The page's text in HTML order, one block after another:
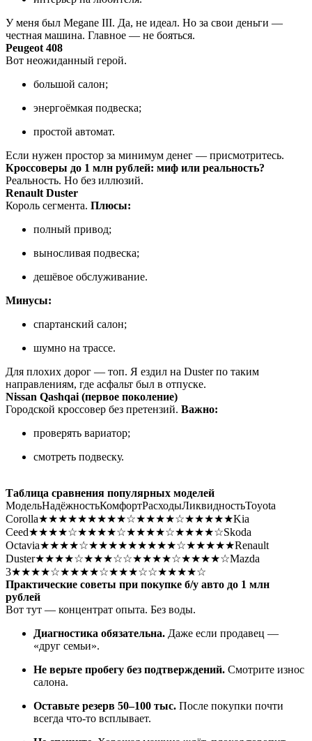
У меня был Megane III. Да, не идеал. Но за свои деньги —
честная машина. Главное — не бояться.
Peugeot 408
Вот неожиданный герой.
большой салон;
энергоёмкая подвеска;
простой автомат.
Если нужен простор за минимум денег — присмотритесь.
Кроссоверы до 1 млн рублей: миф или реальность?
Реальность. Но без иллюзий.
Renault Duster
Король сегмента. Плюсы:
полный привод;
выносливая подвеска;
дешёвое обслуживание.
Минусы:
спартанский салон;
шумно на трассе.
Для плохих дорог — топ. Я ездил на Duster по таким
направлениям, где асфальт был в отпуске.
Nissan Qashqai (первое поколение)
Городской кроссовер без претензий. Важно:
проверять вариатор;
смотреть подвеску.
Таблица сравнения популярных моделей
МодельНадёжностьКомфортРасходыЛиквидностьToyota
Corolla★★★★★★★★★☆★★★★☆★★★★★Kia
Ceed★★★★☆★★★★☆★★★★☆★★★★☆Skoda
Octavia★★★★☆★★★★★★★★★☆★★★★★Renault
Duster★★★★☆★★★☆☆★★★★☆★★★★☆Mazda
3★★★★☆★★★★☆★★★☆☆★★★★☆
Практические советы при покупке б/у авто до 1 млн
рублей
Вот тут — концентрат опыта. Без воды.
Диагностика обязательна. Даже если продавец —
«друг семьи».
Не верьте пробегу без подтверждений. Смотрите износ
салона.
Оставьте резерв 50–100 тыс. После покупки почти
всегда что-то всплывает.